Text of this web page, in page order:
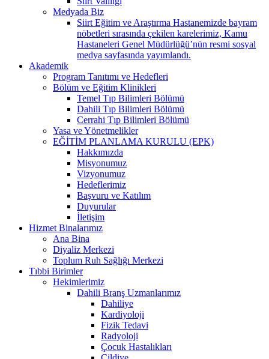
Medyada Biz
Siirt Eğitim ve Araştırma Hastanemizde bayram
nöbetleri sırasında çekilen karelerimiz, Kamu
Hastaneleri Genel Müdürlüğü’nün resmi sosyal
medya sayfasında yayımlandı.
Akademik
Program Tanıtımı ve Hedefleri
Bölüm ve Eğitim Klinikleri
Temel Tıp Bilimleri Bölümü
Dahili Tıp Bilimleri Bölümü
Cerrahi Tıp Bilimleri Bölümü
Yasa ve Yönetmelikler
EĞİTİM PLANLAMA KURULU (EPK)
Hakkımızda
Misyonumuz
Vizyonumuz
Hedeflerimiz
Başvuru ve Katılım
Duyurular
İletişim
Hizmet Binalarımız
Ana Bina
Diyaliz Merkezi
Toplum Ruh Sağlığı Merkezi
Tıbbi Birimler
Hekimlerimiz
Dahili Branş Uzmanlarımız
Dahiliye
Kardiyoloji
Fizik Tedavi
Radyoloji
Çocuk Hastalıkları